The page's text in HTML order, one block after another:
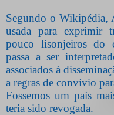
Segundo o Wikipédia,
usada para exprimir
pouco lisonjeiros do
passa a ser
associados à
a regras de convívio
Fossemos um país
teria sido revogada.